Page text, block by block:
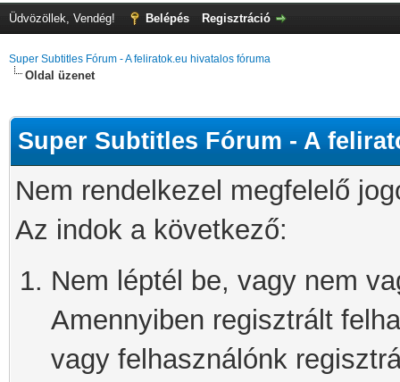
Üdvözöllek, Vendég! Belépés Regisztráció
Super Subtitles Fórum - A feliratok.eu hivatalos fóruma
Oldal üzenet
Super Subtitles Fórum - A
Nem rendelkezel megfelelő
Az indok a következő:
Nem léptél be, vagy nem
Amennyiben regisztrált
vagy felhasználónk